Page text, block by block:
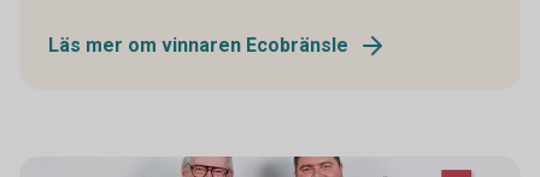
Läs mer om vinnaren Ecobränsle